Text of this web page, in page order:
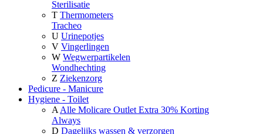
Sterilisatie
T Thermometers
Tracheo
U Urinepotjes
V Vingerlingen
W Wegwerpartikelen
Wondhechting
Z Ziekenzorg
Pedicure - Manicure
Hygiene - Toilet
A Alle Molicare Outlet Extra 30% Korting
Always
D Dagelijks wassen & verzorgen